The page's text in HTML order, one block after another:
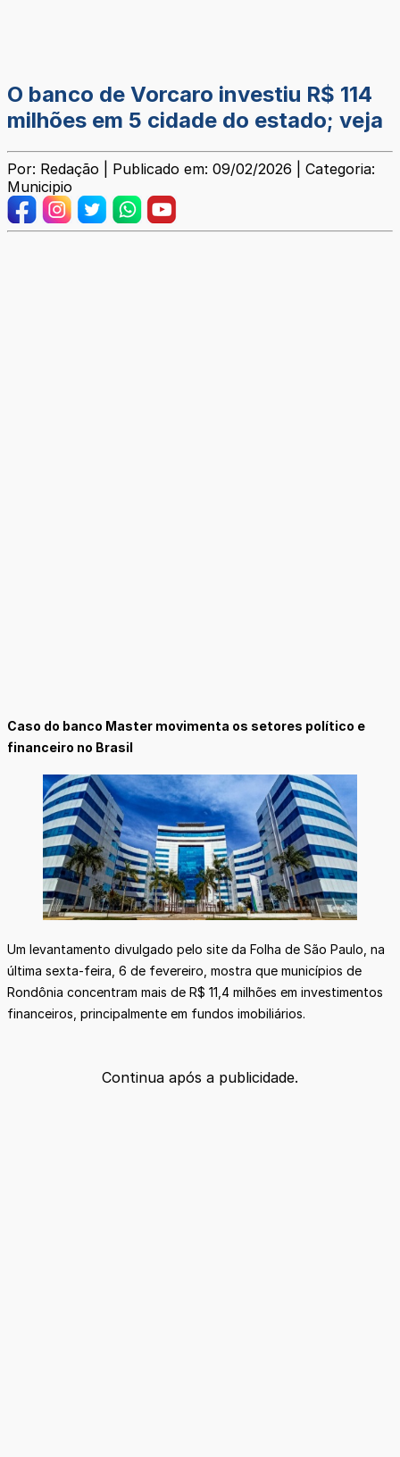
O banco de Vorcaro investiu R$ 114
milhões em 5 cidade do estado; veja
Por: Redação | Publicado em: 09/02/2026 | Categoria:
Municipio
Caso do banco Master movimenta os setores político e
financeiro no Brasil
Um levantamento divulgado pelo site da Folha de São Paulo, na
última sexta-feira, 6 de fevereiro, mostra que municípios de
Rondônia concentram mais de R$ 11,4 milhões em investimentos
financeiros, principalmente em fundos imobiliários.
Continua após a publicidade.